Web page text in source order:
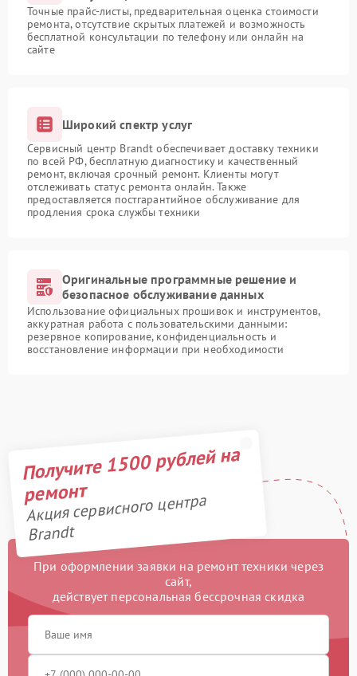
Точные прайс-листы, предварительная оценка стоимости
ремонта, отсутствие скрытых платежей и возможность
бесплатной консультации по телефону или онлайн на
сайте
Широкий спектр услуг
Сервисный центр Brandt обеспечивает доставку техники
по всей РФ, бесплатную диагностику и качественный
ремонт, включая срочный ремонт. Клиенты могут
отслеживать статус ремонта онлайн. Также
предоставляется постгарантийное обслуживание для
продления срока службы техники
Оригинальные программные решение и
безопасное обслуживание данных
Использование официальных прошивок и инструментов,
аккуратная работа с пользовательскими данными:
резервное копирование, конфиденциальность и
восстановление информации при необходимости
Получите 1500 рублей на
ремонт
Акция сервисного центра
Brandt
При оформлении заявки на ремонт техники через
сайт,
действует персональная бессрочная скидка